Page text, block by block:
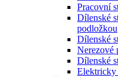
Pracovní
Dílenské
podložkou
Dílenské
Nerezové
Dílenské
Elektricky